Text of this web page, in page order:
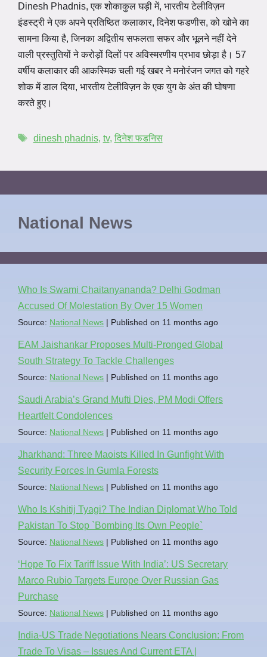
Dinesh Phadnis, एक शोकाकुल घड़ी में, भारतीय टेलीविज़न
इंडस्ट्री ने एक अपने प्रतिष्ठित कलाकार, दिनेश फडणीस, को खोने का
सामना किया है, जिनका अद्वितीय सफलता सफर और भूलने नहीं देने
वाली प्रस्तुतियों ने करोड़ों दिलों पर अविस्मरणीय प्रभाव छोड़ा है। 57
वर्षीय कलाकार की आकस्मिक चली गई खबर ने मनोरंजन जगत को गहरे
शोक में डाल दिया, भारतीय टेलीविज़न के एक युग के अंत की घोषणा
करते हुए।
dinesh phadnis, tv, दिनेश फडनिस
National News
Who Is Swami Chaitanyananda? Delhi Godman
Accused Of Molestation By Over 15 Women
Source: National News Published on 11 months ago
EAM Jaishankar Proposes Multi-Pronged Global
South Strategy To Tackle Challenges
Source: National News Published on 11 months ago
Saudi Arabia’s Grand Mufti Dies, PM Modi Offers
Heartfelt Condolences
Source: National News Published on 11 months ago
Jharkhand: Three Maoists Killed In Gunfight With
Security Forces In Gumla Forests
Source: National News Published on 11 months ago
Who Is Kshitij Tyagi? The Indian Diplomat Who Told
Pakistan To Stop `Bombing Its Own People`
Source: National News Published on 11 months ago
‘Hope To Fix Tariff Issue With India’: US Secretary
Marco Rubio Targets Europe Over Russian Gas
Purchase
Source: National News Published on 11 months ago
India-US Trade Negotiations Nears Conclusion: From
Trade To Visas – Issues And Current ETA |